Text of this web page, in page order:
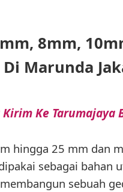
8mm,
Marunda
Ke Tarumajaya
hingga 25 mm dan
sebagai bahan
sebuah